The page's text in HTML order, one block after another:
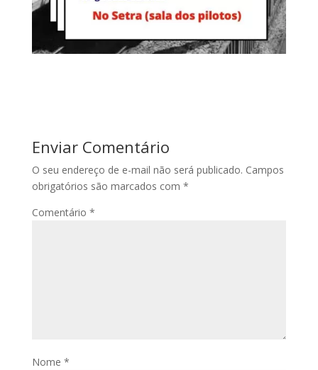
Enviar Comentário
O seu endereço de e-mail não será publicado. Campos
obrigatórios são marcados com *
Comentário *
Nome *